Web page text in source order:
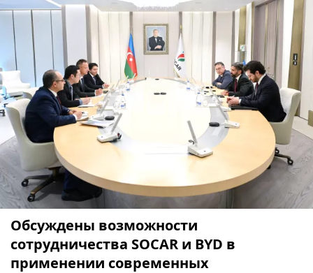
Обсуждены возможности
сотрудничества SOCAR и BYD в
применении современных